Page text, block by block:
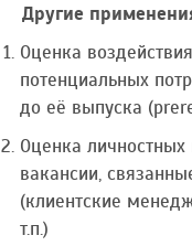
Другие
Оценка
потенциальных
до её выпуска
Оценка личностных
вакансии,
(клиентские
т.п.)